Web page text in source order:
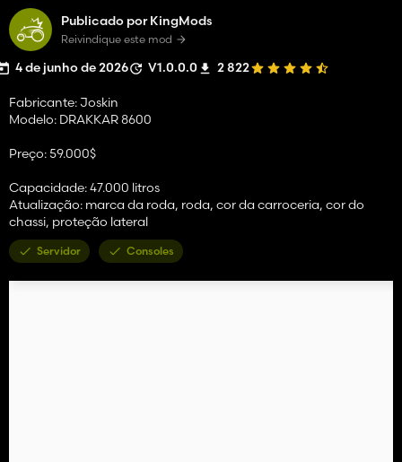
Publicado por KingMods
Reivindique este mod
4 de junho de 2026 V1.0.0.0 2 822
Fabricante: Joskin
Modelo: DRAKKAR 8600
Preço: 59.000$
Capacidade: 47.000 litros
Atualização: marca da roda, roda, cor da carroceria, cor do
chassi, proteção lateral
Servidor Consoles